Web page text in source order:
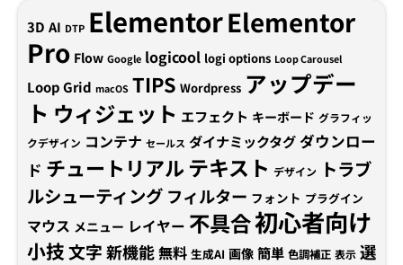
3D AI DTP ElementorElementor
Pro Flow Google logicool logi options Loop Carousel
Loop Grid macOS TIPS Wordpress アップデー
ト ウィジェット エフェクト キーボード グラフィッ
クデザイン コンテナ セールス ダイナミックタグダウンロー
ド チュートリアルテキスト デザイン トラブ
ルシューティング フィルター フォント プラグイン
マウス メニュー レイヤー 不具合初心者向け
小技文字新機能無料 生成AI 画像 簡単 色調補正 表示 選